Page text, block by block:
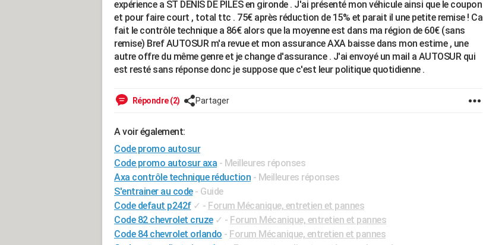
expérience a ST DENIS DE PILES en gironde . J'ai présenté mon véhicule ainsi que le coupon
et pour faire court , total ttc . 75€ après réduction de 15% et parait il une petite remise ! Ca
fait le contrôle technique a 86€ alors que la moyenne est dans ma région de 60€ (sans
remise) Bref AUTOSUR m'a revue et mon assurance AXA baisse dans mon estime , une
autre offre du même genre et je change d'assurance . J'ai envoyé un mail a AUTOSUR qui
est resté sans réponse donc je suppose que c'est leur politique quotidienne .
Répondre (2) Partager
A voir également:
Code promo autosur
Code promo autosur axa - Meilleures réponses
Axa contrôle technique réduction - Meilleures réponses
S'entrainer au code - Guide
Code defaut p242f ✓ - Forum Mécanique, entretien et pannes
Code 82 chevrolet cruze ✓ - Forum Mécanique, entretien et pannes
Code 84 chevrolet orlando - Forum Mécanique, entretien et pannes